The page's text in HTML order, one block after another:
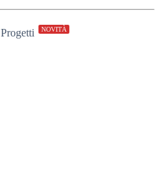
Progetti NOVITÀ